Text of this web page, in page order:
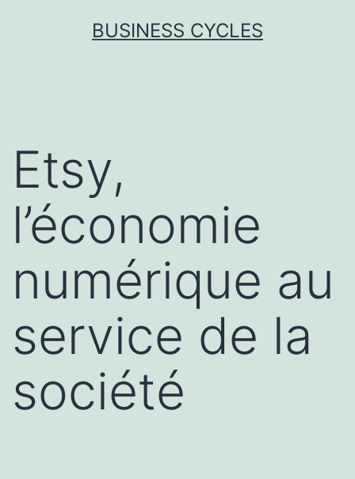
BUSINESS CYCLES
Etsy,
l’économie
numérique au
service de la
société